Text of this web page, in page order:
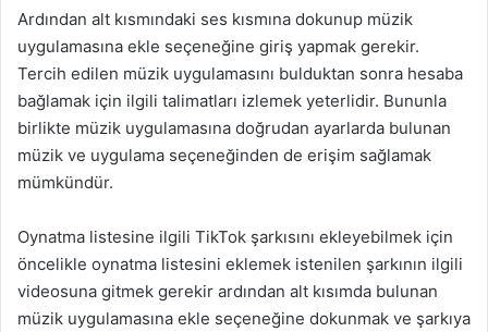
Ardından alt kısmındaki ses kısmına dokunup müzik
uygulamasına ekle seçeneğine giriş yapmak gerekir.
Tercih edilen müzik uygulamasını bulduktan sonra hesaba
bağlamak için ilgili talimatları izlemek yeterlidir. Bununla
birlikte müzik uygulamasına doğrudan ayarlarda bulunan
müzik ve uygulama seçeneğinden de erişim sağlamak
mümkündür.
Oynatma listesine ilgili TikTok şarkısını ekleyebilmek için
öncelikle oynatma listesini eklemek istenilen şarkının ilgili
videosuna gitmek gerekir ardından alt kısımda bulunan
müzik uygulamasına ekle seçeneğine dokunmak ve şarkıya